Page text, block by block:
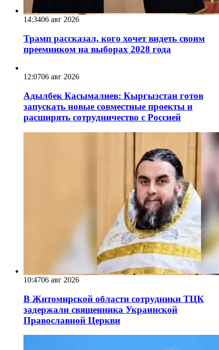
14:3406 авг 2026
Трамп рассказал, кого хочет видеть своим
преемником на выборах 2028 года
12:0706 авг 2026
Адылбек Касымалиев: Кыргызстан готов
запускать новые совместные проекты и
расширять сотрудничество с Россией
10:4706 авг 2026
В Житомирской области сотрудники ТЦК
задержали священника Украинской
Православной Церкви